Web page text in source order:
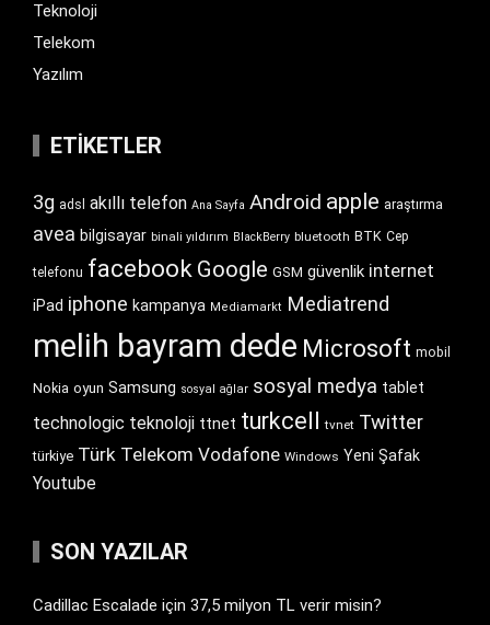
Teknoloji
Telekom
Yazılım
ETIKETLER
3g adsl akıllı telefon Ana Sayfa Android apple araştırma
avea bilgisayar binali yıldırım BlackBerry bluetooth BTK Cep
telefonu facebook Google GSM güvenlik internet
iPad iphone kampanya Mediamarkt Mediatrend
melih bayram dede Microsoft mobil
Nokia oyun Samsung sosyal ağlar sosyal medya tablet
technologic teknoloji ttnet turkcell tvnet Twitter
türkiye Türk Telekom Vodafone Windows Yeni Şafak
Youtube
SON YAZILAR
Cadillac Escalade için 37,5 milyon TL verir misin?